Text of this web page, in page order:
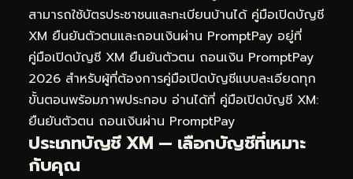
สามารถใช้บัตรประชาชนและทะเบียนบ้านได้ คู่มือเปิดบัญชี
XM ยืนยันตัวตนและถอนเงินผ่าน PromptPay อยู่ที่
คู่มือเปิดบัญชี XM ยืนยันตัวตน ถอนเงิน PromptPay
2026 สำหรับผู้ที่ต้องการคู่มือเปิดบัญชีแบบละเอียดทุก
ขั้นตอนพร้อมภาพประกอบ อ่านได้ที่ คู่มือเปิดบัญชี XM:
ยืนยันตัวตน ถอนเงินผ่าน PromptPay
ประเภทบัญชี XM — เลือกบัญชีที่เหมาะ
กับคุณ